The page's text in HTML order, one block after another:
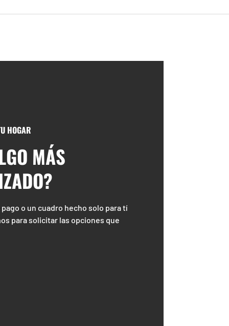
HOGAR
MÁS
o un cuadro hecho solo para tí
para solicitar las opciones que